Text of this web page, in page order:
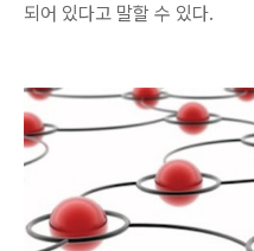
되어 있다고 말할 수 있다.